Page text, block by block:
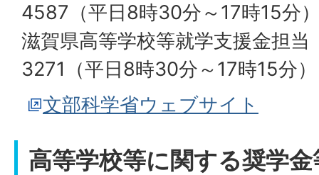
4587（平日8時30分～17時15分
滋賀県高等学校等就学支援金担
3271（平日8時30分～17時15
文部科学省ウェブサイト
高等学校等に関する奨学